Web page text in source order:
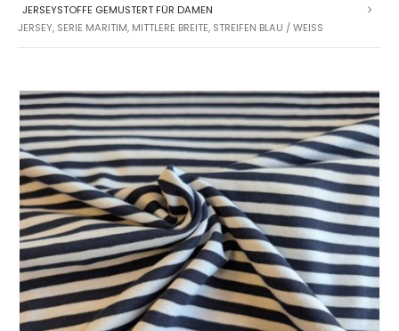
JERSEYSTOFFE GEMUSTERT FÜR DAMEN
JERSEY, SERIE MARITIM, MITTLERE BREITE, STREIFEN BLAU / WEISS